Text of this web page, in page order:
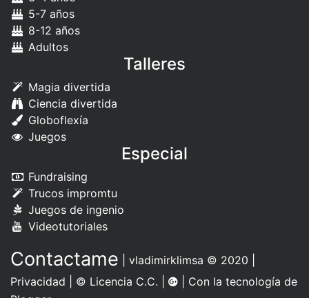
5-7 años
8-12 años
Adultos
Talleres
Magia divertida
Ciencia divertida
Globoflexía
Juegos
Especial
Fundraising
Trucos impromtu
Juegos de ingenio
Videotutoriales
Contactame vladimirklimsa © 2020 |
Privacidad
© Licencia C.C.
| Con la tecnología de